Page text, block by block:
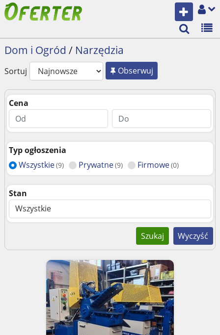
Dom i Ogród / Narzędzia
Sortuj Obserwuj
Cena
Typ ogłoszenia
Wszystkie(9) Prywatne(9) Firmowe(0)
Stan
Wszystkie
Szukaj Wyczyść